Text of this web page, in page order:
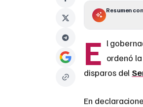
Resumen
E l
ordenó
disparos del
En